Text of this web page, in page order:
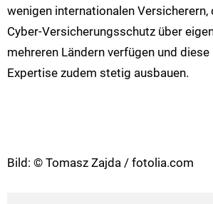
wenigen internationalen Versicherern,
Cyber-Versicherungsschutz über
mehreren Ländern verfügen und
Expertise zudem stetig ausbauen.
Bild: © Tomasz Zajda / fotolia.com